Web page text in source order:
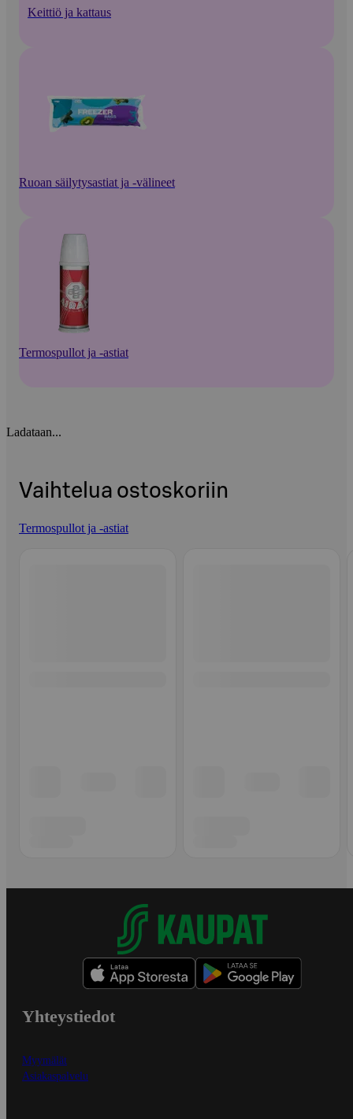
Keittiö ja kattaus
Ruoan säilytysastiat ja -välineet
Termospullot ja -astiat
Ladataan...
Vaihtelua ostoskoriin
Termospullot ja -astiat
Yhteystiedot
Myymälät
Asiakaspalvelu